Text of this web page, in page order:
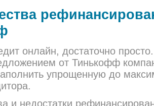
онлайн, достаточно
от Тинькофф
упрощенную до
и недостатки